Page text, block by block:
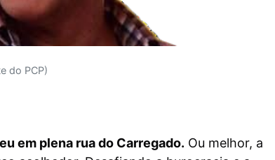
do PCP)
em plena rua do Carregado. Ou melhor, a